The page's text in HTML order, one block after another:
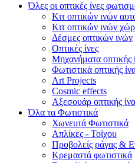
Όλες οι οπτικές ίνες
Κιτ οπτικών ινών
Κιτ οπτικών ινών
Δέσμες οπτικών ινών
Οπτικές ίνες
Μηχανήματα οπτικής
Φωτιστικά οπτικής
Art Projects
Cosmic effects
Αξεσουάρ οπτικής
Όλα τα Φωτιστικά
Χωνευτά Φωτιστικά
Απλίκες - Τοίχου
Προβολείς ράγας &
Κρεμαστά φωτιστικά